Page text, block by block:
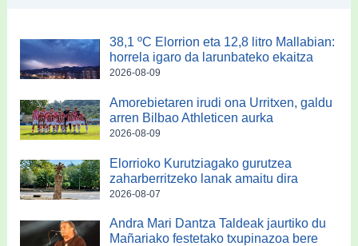
38,1 ºC Elorrion eta 12,8 litro Mallabian:
horrela igaro da larunbateko ekaitza
2026-08-09
Amorebietaren irudi ona Urritxen, galdu
arren Bilbao Athleticen aurka
2026-08-09
Elorrioko Kurutziagako gurutzea
zaharberritzeko lanak amaitu dira
2026-08-07
Andra Mari Dantza Taldeak jaurtiko du
Mañariako festetako txupinazoa bere